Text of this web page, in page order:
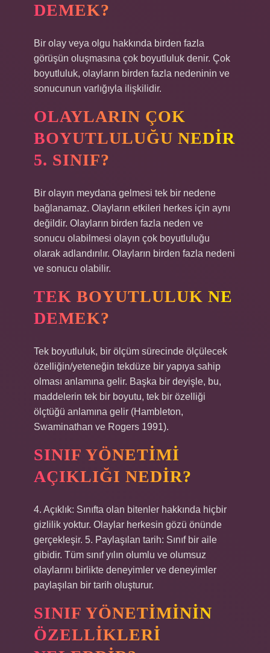
DEMEK?
Bir olay veya olgu hakkında birden fazla
görüşün oluşmasına çok boyutluluk denir. Çok
boyutluluk, olayların birden fazla nedeninin ve
sonucunun varlığıyla ilişkilidir.
OLAYLARIN ÇOK
BOYUTLULUĞU NEDIR
5. SINIF?
Bir olayın meydana gelmesi tek bir nedene
bağlanamaz. Olayların etkileri herkes için aynı
değildir. Olayların birden fazla neden ve
sonucu olabilmesi olayın çok boyutluluğu
olarak adlandırılır. Olayların birden fazla nedeni
ve sonucu olabilir.
TEK BOYUTLULUK NE
DEMEK?
Tek boyutluluk, bir ölçüm sürecinde ölçülecek
özelliğin/yeteneğin tekdüze bir yapıya sahip
olması anlamına gelir. Başka bir deyişle, bu,
maddelerin tek bir boyutu, tek bir özelliği
ölçtüğü anlamına gelir (Hambleton,
Swaminathan ve Rogers 1991).
SINIF YÖNETIMI
AÇIKLIĞI NEDIR?
4. Açıklık: Sınıfta olan bitenler hakkında hiçbir
gizlilik yoktur. Olaylar herkesin gözü önünde
gerçekleşir. 5. Paylaşılan tarih: Sınıf bir aile
gibidir. Tüm sınıf yılın olumlu ve olumsuz
olaylarını birlikte deneyimler ve deneyimler
paylaşılan bir tarih oluşturur.
SINIF YÖNETIMININ
ÖZELLIKLERI